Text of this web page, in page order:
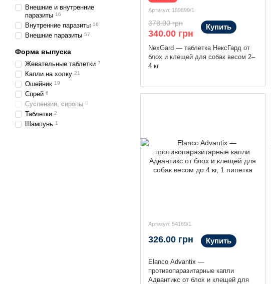
Артикул: 159899/1
NexGard — таблетка НексГард от
блох и клещей для собак весом 2–
4 кг
378.00 грн
340.00 грн
Купить
Артикул: 54169/1
Elanco Advantix —
противопаразитарные капли
Адвантикс от блох и клещей для
326.00 грн Купить
Внешние и внутренние
паразиты 16
Внутренние паразиты 16
Внешние паразиты 57
Форма выпуска
Жевательные таблетки 7
Капли на холку 21
Ошейник 19
Спрей 6
Суспензии, сиропы 0
Таблетки 2
Шампунь 1